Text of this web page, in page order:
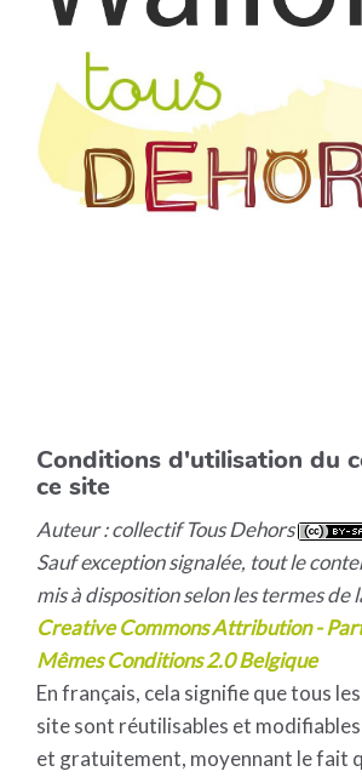
Conditions d'utilisation du
ce site
Auteur : collectif Tous Dehors
Sauf exception signalée, tout le
mis à disposition selon les termes de
Creative Commons Attribution -
Mêmes Conditions 2.0 Belgique
En français, cela signifie que tous
site sont réutilisables et
et gratuitement, moyennant le fait